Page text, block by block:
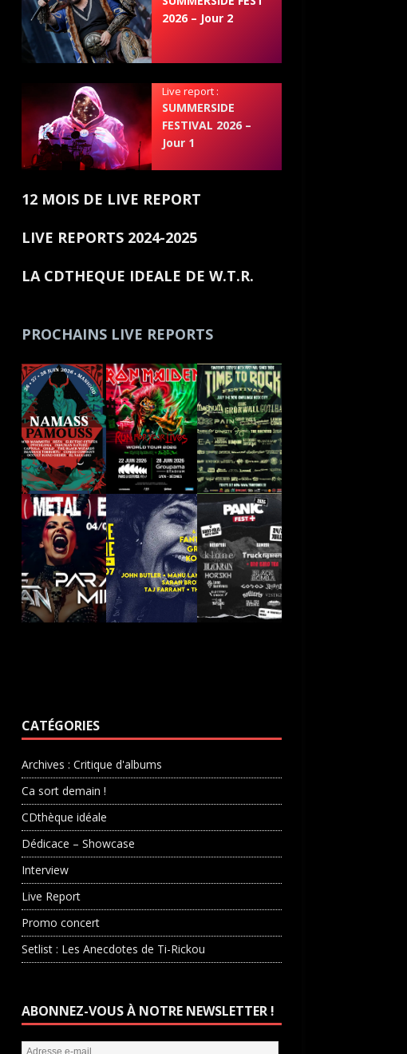
2026 – Jour 2
Live report :
SUMMERSIDE
FESTIVAL 2026 –
Jour 1
12 MOIS DE LIVE REPORT
LIVE REPORTS 2024-2025
LA CDTHEQUE IDEALE DE W.T.R.
PROCHAINS LIVE REPORTS
CATÉGORIES
Archives : Critique d'albums
Ca sort demain !
CDthèque idéale
Dédicace – Showcase
Interview
Live Report
Promo concert
Setlist : Les Anecdotes de Ti-Rickou
ABONNEZ-VOUS À NOTRE NEWSLETTER !